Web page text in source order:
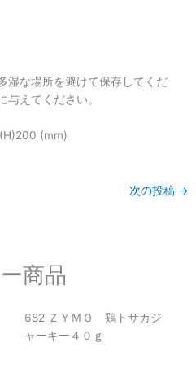
湿な場所を避けて保存してくだ
与えてください。
(mm)
次の投稿 →
商品
682 ＺＹＭＯ 鶏トサカジ
ャーキー４０ｇ